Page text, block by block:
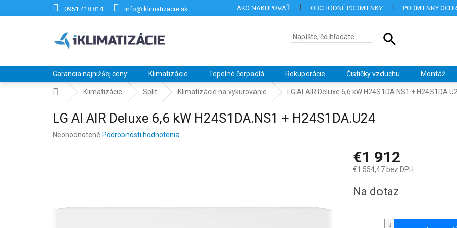
0951 418 814 info@iklimatizacie.sk AKO NAKUPOVAŤ OBCHODNÉ PODMIENKY PODMIENKY
Garancia najnižšej ceny Klimatizácie Tepelné čerpadlá Rekuperácie Čističky vzduchu Montáž
DomovKlimatizácie Split Klimatizácie na vykurovanie LG AI AIR Deluxe 6,6 kW H24S1DA.NS1 +
LG AI AIR Deluxe 6,6 kW H24S1DA.NS1 + H24S1DA.U24
Priemerné
Neohodnotené Podrobnosti hodnotenia
€1 912
€1 554,47 bez DPH
cena:
Na dotaz